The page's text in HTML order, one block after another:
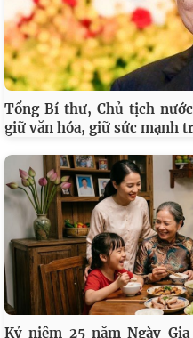
Tổng Bí thư, Chủ tịch
giữ văn hóa, giữ sức mạnh
Kỷ niệm 25 năm Ngày